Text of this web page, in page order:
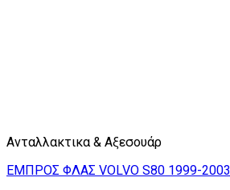
Ανταλλακτικα & Αξεσουάρ
ΕΜΠΡΟΣ ΦΛΑΣ VOLVO S80 1999-2003